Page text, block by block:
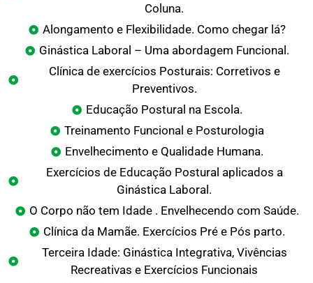
Coluna.
Alongamento e Flexibilidade. Como chegar lá?
Ginástica Laboral – Uma abordagem Funcional.
Clínica de exercícios Posturais: Corretivos e
Preventivos.
Educação Postural na Escola.
Treinamento Funcional e Posturologia
Envelhecimento e Qualidade Humana.
Exercícios de Educação Postural aplicados a
Ginástica Laboral.
O Corpo não tem Idade . Envelhecendo com Saúde.
Clínica da Mamãe. Exercícios Pré e Pós parto.
Terceira Idade: Ginástica Integrativa, Vivências
Recreativas e Exercícios Funcionais